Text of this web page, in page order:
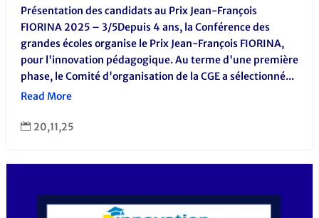
Présentation des candidats au Prix Jean-François
FIORINA 2025 – 3/5Depuis 4 ans, la Conférence des
grandes écoles organise le Prix Jean-François FIORINA,
pour l'innovation pédagogique. Au terme d'une première
phase, le Comité d'organisation de la CGE a sélectionné...
Read More
 20,11,25